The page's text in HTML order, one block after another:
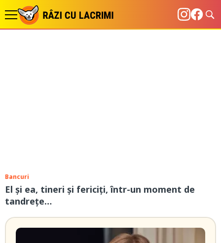
Bancuri
El și ea, tineri și fericiți, într-un moment de
tandrețe…